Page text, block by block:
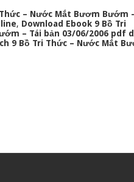
– Nước Mắt Bươm Bướm
, Download Ebook 9 Bồ Tri
– Tái bản 03/06/2006 pdf
9 Bồ Tri Thức – Nước Mắt